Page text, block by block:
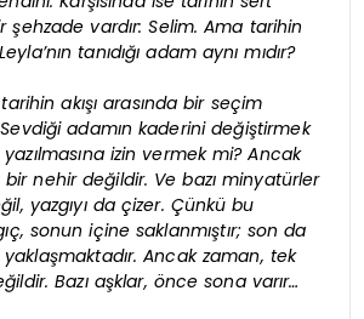
şehzade vardır: Selim. Ama tarihin
tanıdığı adam aynı mıdır?
akışı arasında bir seçim
adamın kaderini değiştirmek
izin vermek mi? Ancak
nehir değildir. Ve bazı minyatürler
yazgıyı da çizer. Çünkü bu
sonun içine saklanmıştır; son da
Ancak zaman, tek
Bazı aşklar, önce sona varır…